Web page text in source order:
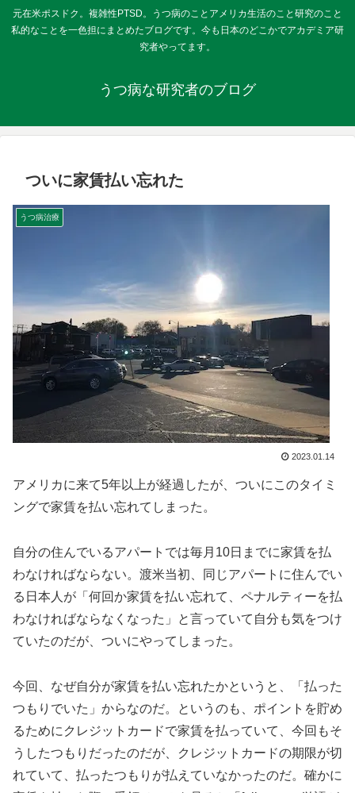
元在米ポスドク。複雑性PTSD。うつ病のことアメリカ生活のこと研究のこと
私的なことを一色担にまとめたブログです。今も日本のどこかでアカデミア研
究者やってます。
うつ病な研究者のブログ
ついに家賃払い忘れた
うつ病治療
2023.01.14
アメリカに来て5年以上が経過したが、ついにこのタイミ
ングで家賃を払い忘れてしまった。
自分の住んでいるアパートでは毎月10日までに家賃を払
わなければならない。渡米当初、同じアパートに住んでい
る日本人が「何回か家賃を払い忘れて、ペナルティーを払
わなければならなくなった」と言っていて自分も気をつけ
ていたのだが、ついにやってしまった。
今回、なぜ自分が家賃を払い忘れたかというと、「払った
つもりでいた」からなのだ。というのも、ポイントを貯め
るためにクレジットカードで家賃を払っていて、今回もそ
うしたつもりだったのだが、クレジットカードの期限が切
れていて、払ったつもりが払えていなかったのだ。確かに